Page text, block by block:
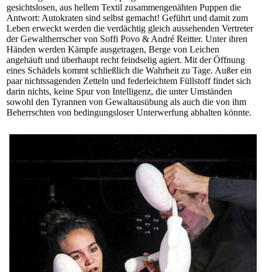
gesichtslosen, aus hellem Textil zusammengenähten Puppen die
Antwort: Autokraten sind selbst gemacht! Geführt und damit zum
Leben erweckt werden die verdächtig gleich aussehenden Vertreter
der Gewaltherrscher von Soffi Povo & André Reitter. Unter ihren
Händen werden Kämpfe ausgetragen, Berge von Leichen
angehäuft und überhaupt recht feindselig agiert. Mit der Öffnung
eines Schädels kommt schließlich die Wahrheit zu Tage. Außer ein
paar nichtssagenden Zetteln und federleichtem Füllstoff findet sich
darin nichts, keine Spur von Intelligenz, die unter Umständen
sowohl den Tyrannen von Gewaltausübung als auch die von ihm
Beherrschten von bedingungsloser Unterwerfung abhalten könnte.